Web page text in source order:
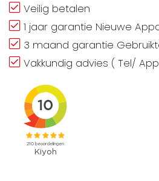
Veilig betalen
1 jaar garantie Nieuwe
3 maand garantie
Vakkundig advies ( Tel/